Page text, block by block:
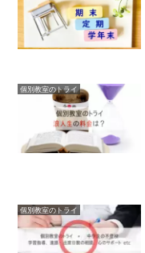
個別教室のトライ
個別教室のトライ